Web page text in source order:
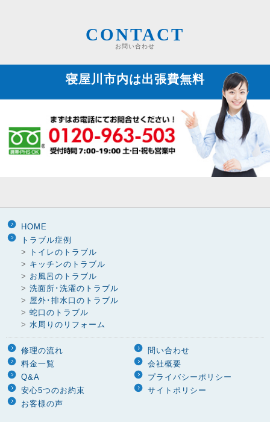
CONTACT
お問い合わせ
寝屋川市内は出張費無料
HOME
トラブル症例
>
トイレのトラブル
> キッチンのトラブル
> お風呂のトラブル
> 洗面所･洗濯のトラブル
> 屋外･排水口のトラブル
> 蛇口のトラブル
> 水周りのリフォーム
修理の流れ
料金一覧
Q&A
安心5つのお約束
お客様の声
問い合わせ
会社概要
プライバシーポリシー
サイトポリシー